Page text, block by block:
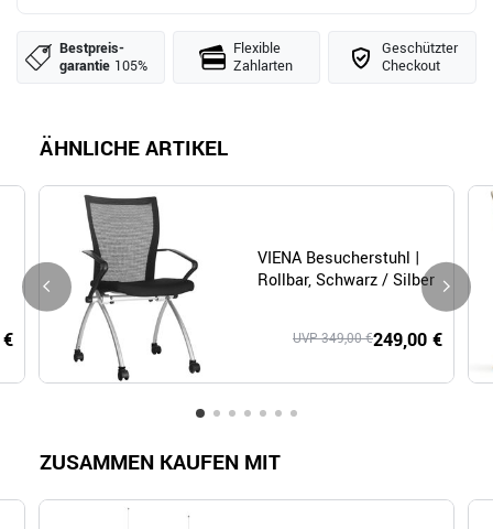
Bestpreis­
garantie 105%
Flexible
Zahlarten
Geschützter
Checkout
ÄHNLICHE ARTIKEL
VIENA Besucherstuhl |
Rollbar, Schwarz / Silber
249,00 €
UVP 349,00 €
ZUSAMMEN KAUFEN MIT